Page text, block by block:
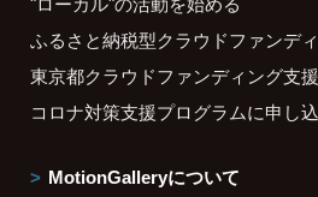
ふるさと納税型クラウドファンデ
東京都クラウドファンディング支
コロナ対策支援プログラムに申し
MotionGalleryについて